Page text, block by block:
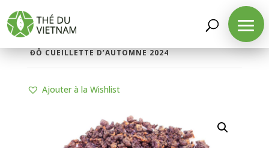
LA BOUTIQUE
ĐỎ CUEILLETTE D’AUTOMNE 2024
Ajouter à la Wishlist